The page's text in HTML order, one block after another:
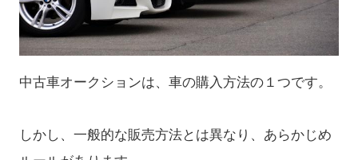
中古車オークションは、車の購入方法の１つです。
しかし、一般的な販売方法とは異なり、あらかじめ